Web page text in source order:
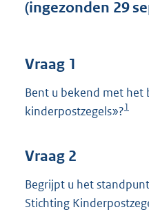
(ingezonden 29
Vraag 1
Bent u bekend met het
kinderpostzegels»?1
Vraag 2
Begrijpt u het
Stichting